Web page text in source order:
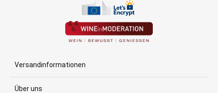
Versandinformationen
Über uns